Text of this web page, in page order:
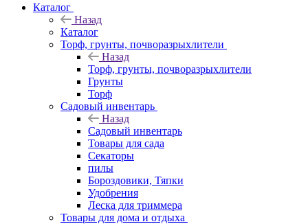
Каталог
Назад
Каталог
Торф, грунты, почворазрыхлители
Назад
Торф, грунты, почворазрыхлители
Грунты
Торф
Садовый инвентарь
Назад
Садовый инвентарь
Товары для сада
Секаторы
пилы
Бороздовики, Тяпки
Удобрения
Леска для триммера
Товары для дома и отдыха